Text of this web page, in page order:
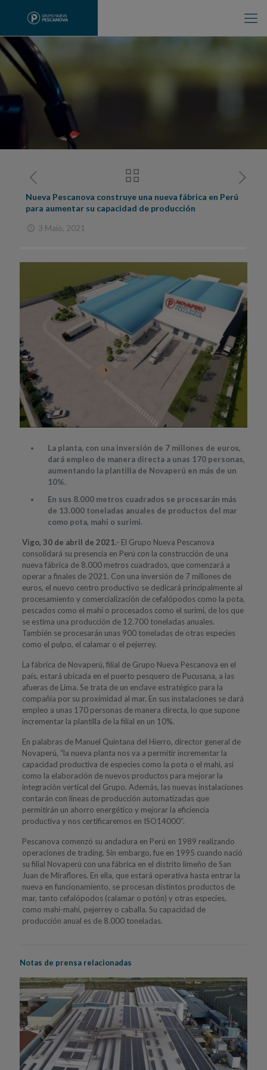
Nueva Pescanova construye una nueva fábrica en Perú
para aumentar su capacidad de producción
3 Maio, 2021
La planta, con una inversión de 7 millones de euros,
dará empleo de manera directa a unas 170 personas,
aumentando la plantilla de Novaperú en más de un
10%.
En sus 8.000 metros cuadrados se procesarán más
de 13.000 toneladas anuales de productos del mar
como pota, mahi o surimi.
Vigo, 30 de abril de 2021.- El Grupo Nueva Pescanova
consolidará su presencia en Perú con la construcción de una
nueva fábrica de 8.000 metros cuadrados, que comenzará a
operar a finales de 2021. Con una inversión de 7 millones de
euros, el nuevo centro productivo se dedicará principalmente al
procesamiento y comercialización de cefalópodos como la pota,
pescados como el mahi o procesados como el surimi, de los que
se estima una producción de 12.700 toneladas anuales.
También se procesarán unas 900 toneladas de otras especies
como el pulpo, el calamar o el pejerrey.
La fábrica de Novaperú, filial de Grupo Nueva Pescanova en el
país, estará ubicada en el puerto pesquero de Pucusana, a las
afueras de Lima. Se trata de un enclave estratégico para la
compañía por su proximidad al mar. En sus instalaciones se dará
empleo a unas 170 personas de manera directa, lo que supone
incrementar la plantilla de la filial en un 10%.
En palabras de Manuel Quintana del Hierro, director general de
Novaperú, “la nueva planta nos va a permitir incrementar la
capacidad productiva de especies como la pota o el mahi, así
como la elaboración de nuevos productos para mejorar la
integración vertical del Grupo. Además, las nuevas instalaciones
contarán con líneas de producción automatizadas que
permitirán un ahorro energético y mejorar la eficiencia
productiva y nos certificaremos en ISO14000”.
Pescanova comenzó su andadura en Perú en 1989 realizando
operaciones de trading. Sin embargo, fue en 1995 cuando nació
su filial Novaperú con una fábrica en el distrito limeño de San
Juan de Miraflores. En ella, que estará operativa hasta entrar la
nueva en funcionamiento, se procesan distintos productos de
mar, tanto cefalópodos (calamar o potón) y otras especies,
como mahi-mahi, pejerrey o caballa. Su capacidad de
producción anual es de 8.000 toneladas.
Notas de prensa relacionadas